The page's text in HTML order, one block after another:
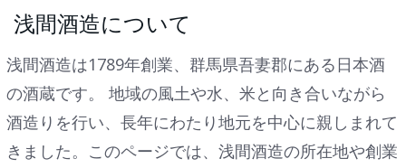
浅間酒造について
浅間酒造は1789年創業、群馬県吾妻郡にある日本酒
の酒蔵です。 地域の風土や水、米と向き合いながら
酒造りを行い、長年にわたり地元を中心に親しまれて
きました。このページでは、浅間酒造の所在地や創業